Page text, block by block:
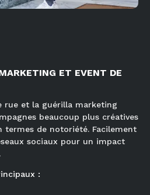
ET EVENT DE
rue et la guérilla marketing
beaucoup plus créatives
de notoriété. Facilement
sociaux pour un impact
: